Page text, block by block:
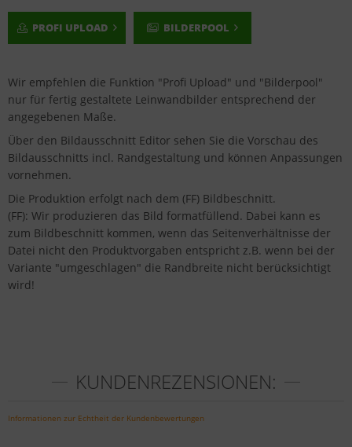
PROFI UPLOAD BILDERPOOL
Wir empfehlen die Funktion "Profi Upload" und "Bilderpool"
nur für fertig gestaltete Leinwandbilder entsprechend der
angegebenen Maße.
Über den Bildausschnitt Editor sehen Sie die Vorschau des
Bildausschnitts incl. Randgestaltung und können Anpassungen
vornehmen.
Die Produktion erfolgt nach dem (FF) Bildbeschnitt.
(FF): Wir produzieren das Bild formatfüllend. Dabei kann es
zum Bildbeschnitt kommen, wenn das Seitenverhältnisse der
Datei nicht den Produktvorgaben entspricht z.B. wenn bei der
Variante "umgeschlagen" die Randbreite nicht berücksichtigt
wird!
KUNDENREZENSIONEN:
Informationen zur Echtheit der Kundenbewertungen